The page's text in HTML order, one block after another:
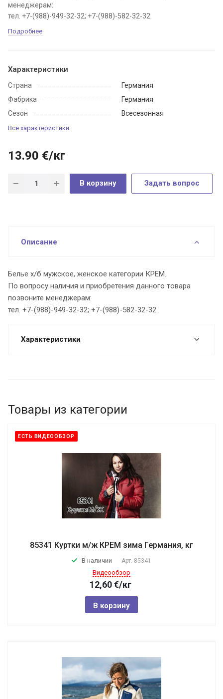
менеджерам:
тел. +7-(988)-949-32-32; +7-(988)-582-32-32.
Подробнее
Характеристики
Страна
Германия
Фабрика
Германия
Сезон
Всесезонная
Все характеристики
13.90 €/кг
В корзину Задать вопрос
Описание
Белье х/б мужское, женское категории КРЕМ.
По вопросу наличия и приобретения данного товара
позвоните менеджерам:
тел. +7-(988)-949-32-32; +7-(988)-582-32-32.
Характеристики
Товары из категории
ЕСТЬ ВИДЕООБЗОР
85341 Куртки м/ж КРЕМ зима Германия, кг
В наличии Арт. 85341
Видеообзор
12,60€/кг
В корзину